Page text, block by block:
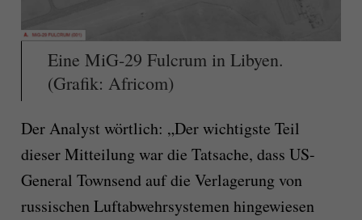
Eine MiG-29 Fulcrum in Libyen.
(Grafik: Africom)
Der Analyst wörtlich: „Der wichtigste Teil
dieser Mitteilung war die Tatsache, dass US-
General Townsend auf die Verlagerung von
russischen Luftabwehrsystemen hingewiesen